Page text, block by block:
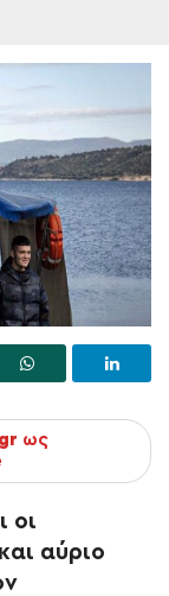
ως
οι
αύριο